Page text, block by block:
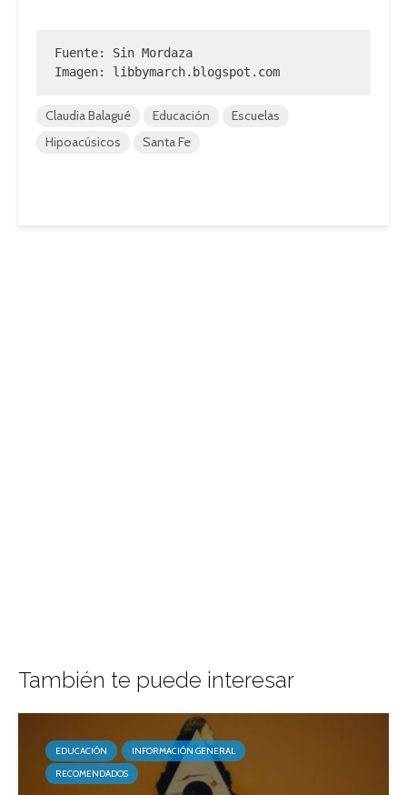
Fuente: Sin Mordaza
Imagen: libbymarch.blogspot.com
Claudia Balagué Educación
Escuelas
Hipoacúsicos
Santa Fe
También te puede interesar
EDUCACIÓN
INFORMACIÓN GENERAL
RECOMENDADOS